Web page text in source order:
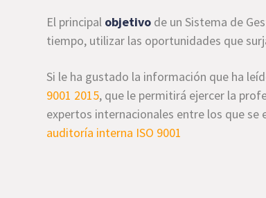
El principal objetivo de un Sistema de
tiempo, utilizar las oportunidades que
Si le ha gustado la información que ha
9001 2015, que le permitirá ejercer la
expertos internacionales entre los que se
auditoría interna ISO 9001